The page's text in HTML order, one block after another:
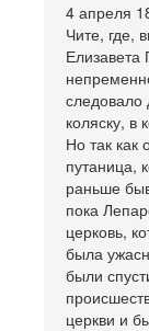
4 апреля
Чите, где,
следовало
коляску, в
Но так как
путаница,
раньше
пока
церковь,
была
были
церкви и